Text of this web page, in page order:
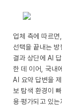
업체 측에 따르
선택을 끝내는
결과 상단에 AI
한 데 이어, 국내
AI 요약 답변을
보 탐색 환경이
용·평가되고 있